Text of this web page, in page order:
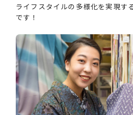
ライフスタイルの多様化を実現す
です！